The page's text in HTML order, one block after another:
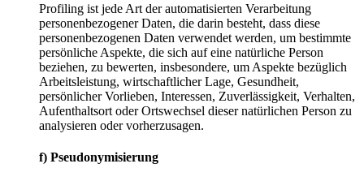
Profiling ist jede Art der automatisierten Verarbeitung
personenbezogener Daten, die darin besteht, dass diese
personenbezogenen Daten verwendet werden, um bestimmte
persönliche Aspekte, die sich auf eine natürliche Person
beziehen, zu bewerten, insbesondere, um Aspekte bezüglich
Arbeitsleistung, wirtschaftlicher Lage, Gesundheit,
persönlicher Vorlieben, Interessen, Zuverlässigkeit, Verhalten,
Aufenthaltsort oder Ortswechsel dieser natürlichen Person zu
analysieren oder vorherzusagen.
f) Pseudonymisierung